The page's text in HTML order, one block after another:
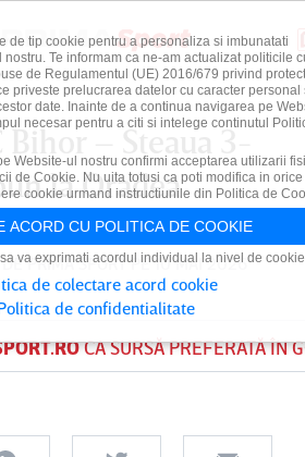
– Steaua 3-
la Oradea
DEPRIMA SPORTPE 10 MAI 2026
CA SURSĂ PREFERATĂ ÎN
de tip cookie pentru a personaliza si imbunatati
Te informam ca ne-am actualizat politicile
de Regulamentul (UE) 2016/679 privind
priveste prelucrarea datelor cu caracter personal
date. Inainte de a continua navigarea pe
necesar pentru a citi si intelege continutul
Website-ul nostru confirmi acceptarea utilizarii
de Cookie. Nu uita totusi ca poti modifica in orice
cookie urmand instructiunile din Politica de
ACORD CU POLITICA DE COOKIE
va exprimati acordul individual la nivel de
de colectare acord cookie
de confidentialitate